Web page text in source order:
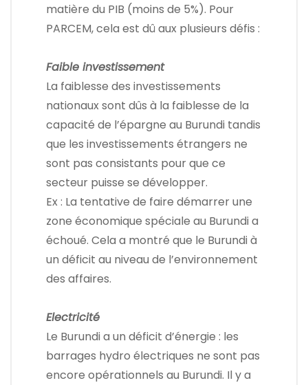
matière du PIB (moins de 5%). Pour
PARCEM, cela est dû aux plusieurs défis :
Faible investissement
La faiblesse des investissements
nationaux sont dûs à la faiblesse de la
capacité de l’épargne au Burundi tandis
que les investissements étrangers ne
sont pas consistants pour que ce
secteur puisse se développer.
Ex : La tentative de faire démarrer une
zone économique spéciale au Burundi a
échoué. Cela a montré que le Burundi à
un déficit au niveau de l’environnement
des affaires.
Electricité
Le Burundi a un déficit d’énergie : les
barrages hydro électriques ne sont pas
encore opérationnels au Burundi. Il y a